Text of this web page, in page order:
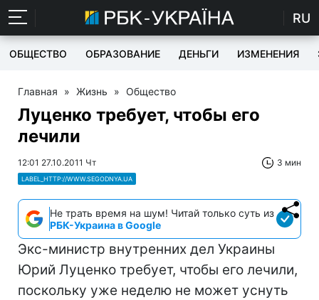
RU
ОБЩЕСТВО ОБРАЗОВАНИЕ ДЕНЬГИ ИЗМЕНЕНИЯ
Главная » Жизнь » Общество
Луценко требует, чтобы его
лечили
12:01 27.10.2011 Чт 3 мин
LABEL_HTTP://WWW.SEGODNYA.UA
Не трать время на шум! Читай только суть из
РБК-Украина в Google
Экс-министр внутренних дел Украины
Юрий Луценко требует, чтобы его лечили,
поскольку уже неделю не может уснуть